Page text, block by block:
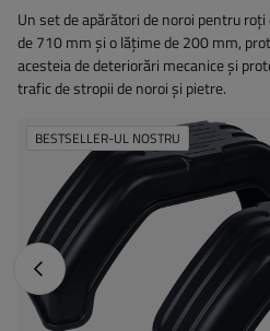
Un set de apărători de noroi pentru
de 710 mm și o lățime de 200 mm,
acesteia de deteriorări mecanice și
trafic de stropii de noroi și pietre.
Fotografia anterioară
BESTSELLER-UL NOSTRU